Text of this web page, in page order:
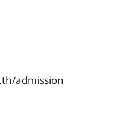
admission